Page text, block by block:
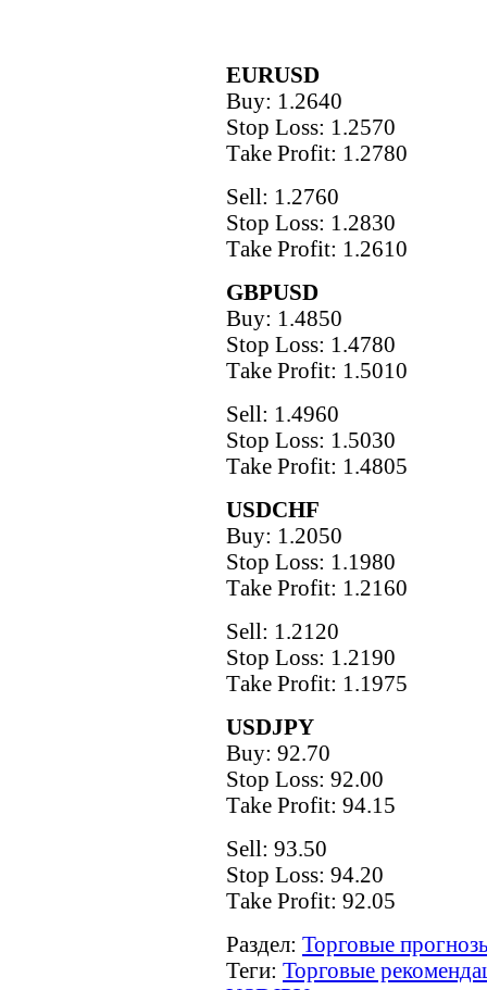
EURUSD
Buy: 1.2640
Stop Loss: 1.2570
Тake Рrofit: 1.2780
Sell: 1.2760
Stop Loss: 1.2830
Тake Рrofit: 1.2610
GBPUSD
Buy: 1.4850
Stop Loss: 1.4780
Тake Рrofit: 1.5010
Sell: 1.4960
Stop Loss: 1.5030
Тake Рrofit: 1.4805
USDCHF
Buy: 1.2050
Stop Loss: 1.1980
Тake Рrofit: 1.2160
Sell: 1.2120
Stop Loss: 1.2190
Тake Рrofit: 1.1975
USDJPY
Buy: 92.70
Stop Loss: 92.00
Тake Рrofit: 94.15
Sell: 93.50
Stop Loss: 94.20
Тake Рrofit: 92.05
Раздел: Торговые
Теги: Торговые